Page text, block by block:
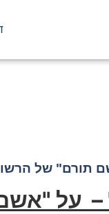
של הרשות
על "אשם